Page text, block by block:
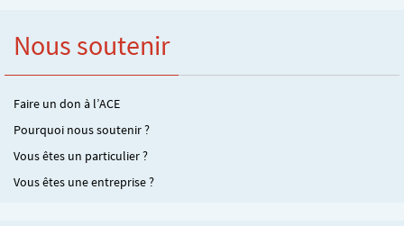
Nous soutenir
Faire un don à l’ACE
Pourquoi nous soutenir ?
Vous êtes un particulier ?
Vous êtes une entreprise ?